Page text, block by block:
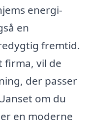
energi-
en
fremtid.
firma, vil de
der passer
om du
en moderne